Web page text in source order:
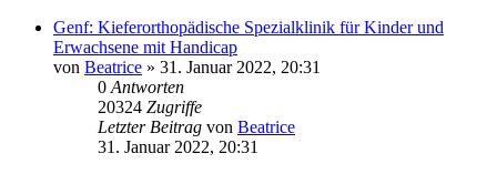
Genf: Kieferorthopädische Spezialklinik für Kinder und
Erwachsene mit Handicap
von Beatrice » 31. Januar 2022, 20:31
0 Antworten
20324 Zugriffe
Letzter Beitrag von Beatrice
31. Januar 2022, 20:31